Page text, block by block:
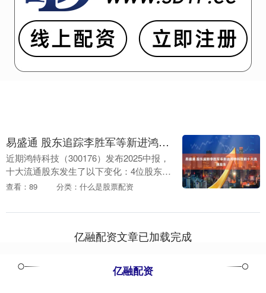
易盛通 股东追踪李胜军等新进鸿特科技前十大流通股东
近期鸿特科技（300176）发布2025中报，
十大流通股东发生了以下变化：4位股东新
进，4位股东退出，1位股东的自持流通股
胜....
查看：89 分类：什么是股票配资
亿融配资文章已加载完成
亿融配资